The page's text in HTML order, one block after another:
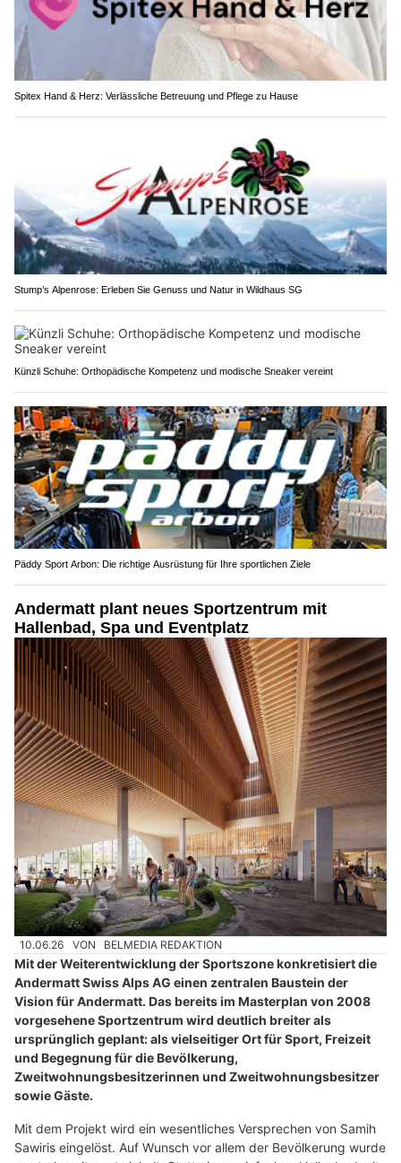
Spitex Hand & Herz: Verlässliche Betreuung und Pflege zu Hause
Stump’s Alpenrose: Erleben Sie Genuss und Natur in Wildhaus SG
Künzli Schuhe: Orthopädische Kompetenz und modische Sneaker vereint
Päddy Sport Arbon: Die richtige Ausrüstung für Ihre sportlichen Ziele
Andermatt plant neues Sportzentrum mit
Hallenbad, Spa und Eventplatz
10.06.26 VON BELMEDIA REDAKTION
Mit der Weiterentwicklung der Sportszone konkretisiert die
Andermatt Swiss Alps AG einen zentralen Baustein der
Vision für Andermatt. Das bereits im Masterplan von 2008
vorgesehene Sportzentrum wird deutlich breiter als
ursprünglich geplant: als vielseitiger Ort für Sport, Freizeit
und Begegnung für die Bevölkerung,
Zweitwohnungsbesitzerinnen und Zweitwohnungsbesitzer
sowie Gäste.
Mit dem Projekt wird ein wesentliches Versprechen von Samih
Sawiris eingelöst. Auf Wunsch vor allem der Bevölkerung wurde